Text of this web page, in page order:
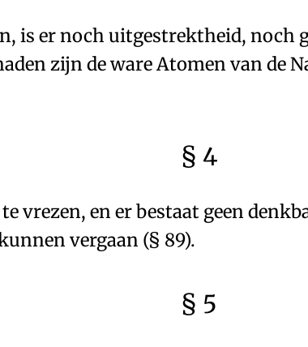
is er noch uitgestrektheid, noch
zijn de ware Atomen van de
§ 4
vrezen, en er bestaat geen
vergaan (§ 89).
§ 5